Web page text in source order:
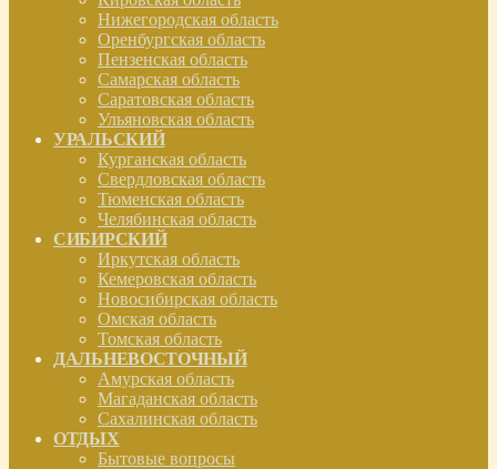
Нижегородская область
Оренбургская область
Пензенская область
Самарская область
Саратовская область
Ульяновская область
УРАЛЬСКИЙ
Курганская область
Свердловская область
Тюменская область
Челябинская область
СИБИРСКИЙ
Иркутская область
Кемеровская область
Новосибирская область
Омская область
Томская область
ДАЛЬНЕВОСТОЧНЫЙ
Амурская область
Магаданская область
Сахалинская область
ОТДЫХ
Бытовые вопросы